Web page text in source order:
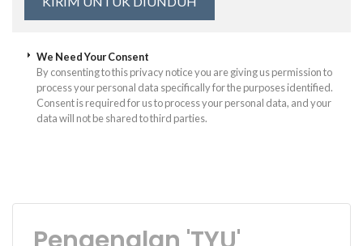
We Need Your Consent
By consenting to this privacy notice you are giving us permission to
process your personal data specifically for the purposes identified.
Consent is required for us to process your personal data, and your
data will not be shared to third parties.